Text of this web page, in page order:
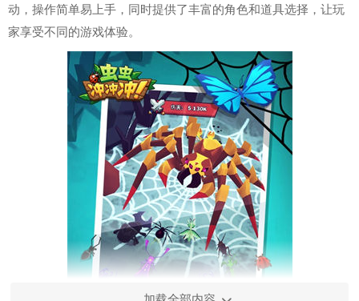
动，操作简单易上手，同时提供了丰富的角色和道具选择，让玩
家享受不同的游戏体验。